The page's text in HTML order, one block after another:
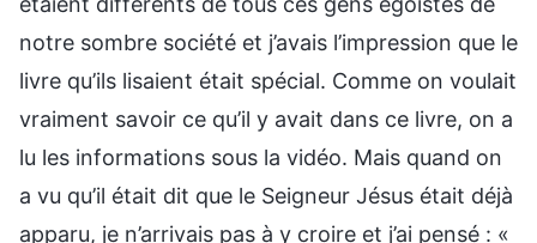
notre sombre société et j’avais l’impression que le
livre qu’ils lisaient était spécial. Comme on voulait
vraiment savoir ce qu’il y avait dans ce livre, on a
lu les informations sous la vidéo. Mais quand on
a vu qu’il était dit que le Seigneur Jésus était déjà
apparu, je n’arrivais pas à y croire et j’ai pensé : «